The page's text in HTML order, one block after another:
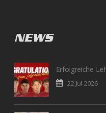
NEWS
Erfolgreiche
22 Jul 2026